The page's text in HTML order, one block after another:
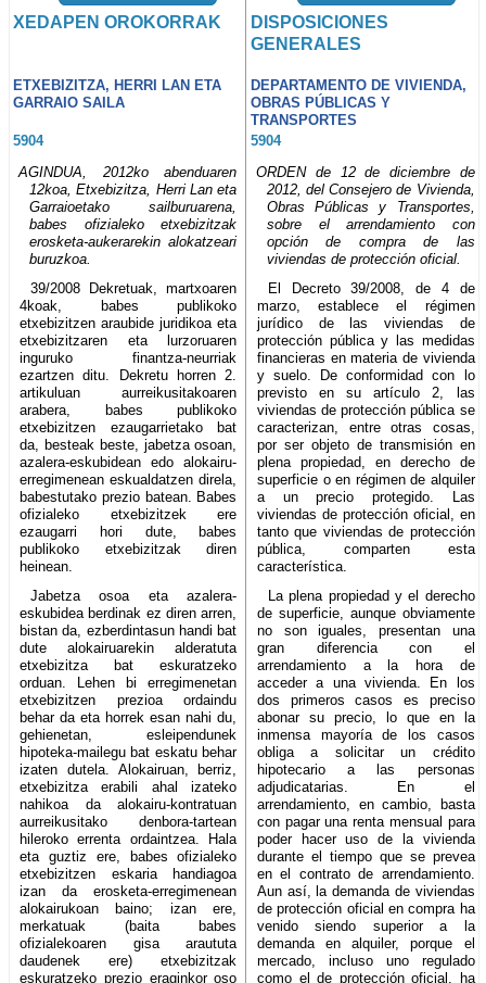
XEDAPEN OROKORRAK
DISPOSICIONES
GENERALES
ETXEBIZITZA, HERRI LAN ETA
GARRAIO SAILA
DEPARTAMENTO DE VIVIENDA,
OBRAS PÚBLICAS Y
TRANSPORTES
5904
5904
AGINDUA, 2012ko abenduaren
12koa, Etxebizitza, Herri Lan eta
Garraioetako sailburuarena,
babes ofizialeko etxebizitzak
erosketa-aukerarekin alokatzeari
buruzkoa.
ORDEN de 12 de diciembre de
2012, del Consejero de Vivienda,
Obras Públicas y Transportes,
sobre el arrendamiento con
opción de compra de las
viviendas de protección oficial.
39/2008 Dekretuak, martxoaren
4koak, babes publikoko
etxebizitzen araubide juridikoa eta
etxebizitzaren eta lurzoruaren
inguruko finantza-neurriak
ezartzen ditu. Dekretu horren 2.
artikuluan aurreikusitakoaren
arabera, babes publikoko
etxebizitzen ezaugarrietako bat
da, besteak beste, jabetza osoan,
azalera-eskubidean edo alokairu-
erregimenean eskualdatzen direla,
babestutako prezio batean. Babes
ofizialeko etxebizitzek ere
ezaugarri hori dute, babes
publikoko etxebizitzak diren
heinean.
El Decreto 39/2008, de 4 de
marzo, establece el régimen
jurídico de las viviendas de
protección pública y las medidas
financieras en materia de vivienda
y suelo. De conformidad con lo
previsto en su artículo 2, las
viviendas de protección pública se
caracterizan, entre otras cosas,
por ser objeto de transmisión en
plena propiedad, en derecho de
superficie o en régimen de alquiler
a un precio protegido. Las
viviendas de protección oficial, en
tanto que viviendas de protección
pública, comparten esta
característica.
Jabetza osoa eta azalera-
eskubidea berdinak ez diren arren,
bistan da, ezberdintasun handi bat
dute alokairuarekin alderatuta
etxebizitza bat eskuratzeko
orduan. Lehen bi erregimenetan
etxebizitzen prezioa ordaindu
behar da eta horrek esan nahi du,
gehienetan, esleipendunek
hipoteka-mailegu bat eskatu behar
izaten dutela. Alokairuan, berriz,
etxebizitza erabili ahal izateko
nahikoa da alokairu-kontratuan
aurreikusitako denbora-tartean
hileroko errenta ordaintzea. Hala
eta guztiz ere, babes ofizialeko
etxebizitzen eskaria handiagoa
izan da erosketa-erregimenean
alokairukoan baino; izan ere,
merkatuak (baita babes
ofizialekoaren gisa araututa
daudenek ere) etxebizitzak
eskuratzeko prezio eraginkor oso
La plena propiedad y el derecho
de superficie, aunque obviamente
no son iguales, presentan una
gran diferencia con el
arrendamiento a la hora de
acceder a una vivienda. En los
dos primeros casos es preciso
abonar su precio, lo que en la
inmensa mayoría de los casos
obliga a solicitar un crédito
hipotecario a las personas
adjudicatarias. En el
arrendamiento, en cambio, basta
con pagar una renta mensual para
poder hacer uso de la vivienda
durante el tiempo que se prevea
en el contrato de arrendamiento.
Aun así, la demanda de viviendas
de protección oficial en compra ha
venido siendo superior a la
demanda en alquiler, porque el
mercado, incluso uno regulado
como el de protección oficial, ha